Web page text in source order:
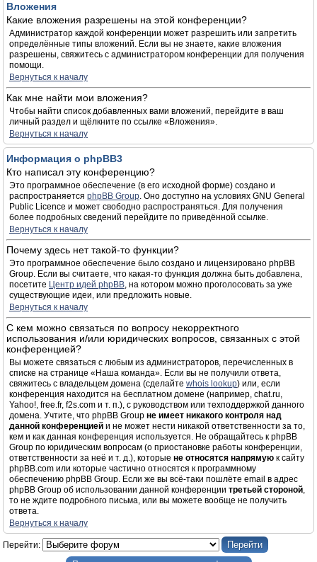
Вложения
Какие вложения разрешены на этой конференции?
Администратор каждой конференции может разрешить или запретить
определённые типы вложений. Если вы не знаете, какие вложения
разрешены, свяжитесь с администратором конференции для получения
помощи.
Вернуться к началу
Как мне найти мои вложения?
Чтобы найти список добавленных вами вложений, перейдите в ваш
личный раздел и щёлкните по ссылке «Вложения».
Вернуться к началу
Информация о phpBB3
Кто написал эту конференцию?
Это программное обеспечение (в его исходной форме) создано и
распространяется phpBB Group. Оно доступно на условиях GNU General
Public Licence и может свободно распространяться. Для получения
более подробных сведений перейдите по приведённой ссылке.
Вернуться к началу
Почему здесь нет такой-то функции?
Это программное обеспечение было создано и лицензировано phpBB
Group. Если вы считаете, что какая-то функция должна быть добавлена,
посетите Центр идей phpBB, на котором можно проголосовать за уже
существующие идеи, или предложить новые.
Вернуться к началу
С кем можно связаться по вопросу некорректного
использования и/или юридических вопросов, связанных с этой
конференцией?
Вы можете связаться с любым из администраторов, перечисленных в
списке на странице «Наша команда». Если вы не получили ответа,
свяжитесь с владельцем домена (сделайте whois lookup) или, если
конференция находится на бесплатном домене (например, chat.ru,
Yahoo!, free.fr, f2s.com и т. п.), с руководством или техподдержкой данного
домена. Учтите, что phpBB Group не имеет никакого контроля над
данной конференцией и не может нести никакой ответственности за то,
кем и как данная конференция используется. Не обращайтесь к phpBB
Group по юридическим вопросам (о приостановке работы конференции,
ответственности за неё и т. д.), которые не относятся напрямую к сайту
phpBB.com или которые частично относятся к программному
обеспечению phpBB Group. Если же вы всё-таки пошлёте email в адрес
phpBB Group об использовании данной конференции третьей стороной,
то не ждите подробного письма, или вы можете вообще не получить
ответа.
Вернуться к началу
Перейти: